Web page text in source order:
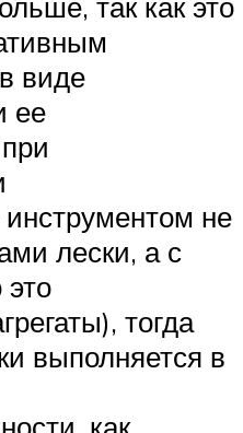
виде
ее
не
лески, а с
тогда
выполняется в